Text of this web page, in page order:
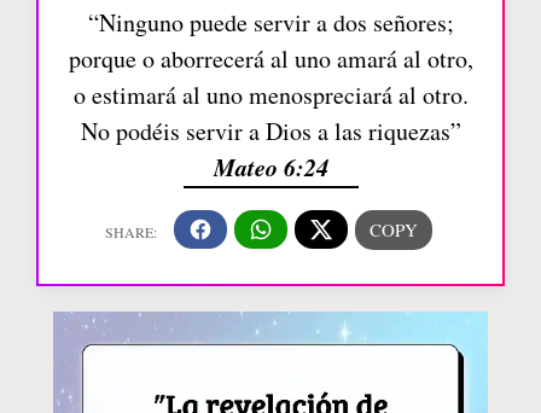
“Ninguno puede servir a dos señores;
porque o aborrecerá al uno amará al otro,
o estimará al uno menospreciará al otro.
No podéis servir a Dios a las riquezas”
Mateo 6:24